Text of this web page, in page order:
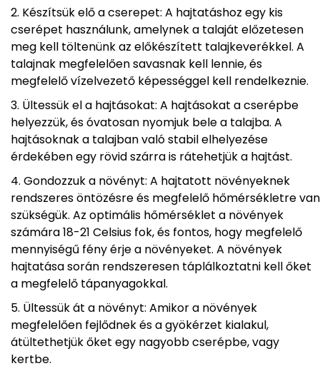
Készítsük elő a cserepet: A hajtatáshoz egy kis
cserépet használunk, amelynek a talaját előzetesen
meg kell töltenünk az előkészített talajkeverékkel. A
talajnak megfelelően savasnak kell lennie, és
megfelelő vízelvezető képességgel kell rendelkeznie.
Ültessük el a hajtásokat: A hajtásokat a cserépbe
helyezzük, és óvatosan nyomjuk bele a talajba. A
hajtásoknak a talajban való stabil elhelyezése
érdekében egy rövid szárra is rátehetjük a hajtást.
Gondozzuk a növényt: A hajtatott növényeknek
rendszeres öntözésre és megfelelő hőmérsékletre van
szükségük. Az optimális hőmérséklet a növények
számára 18-21 Celsius fok, és fontos, hogy megfelelő
mennyiségű fény érje a növényeket. A növények
hajtatása során rendszeresen táplálkoztatni kell őket
a megfelelő tápanyagokkal.
Ültessük át a növényt: Amikor a növények
megfelelően fejlődnek és a gyökérzet kialakul,
átültethetjük őket egy nagyobb cserépbe, vagy
kertbe.